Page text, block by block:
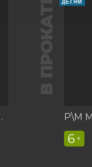
от дома
В ПРОКАТЕ ДЕТЯМ
6 +